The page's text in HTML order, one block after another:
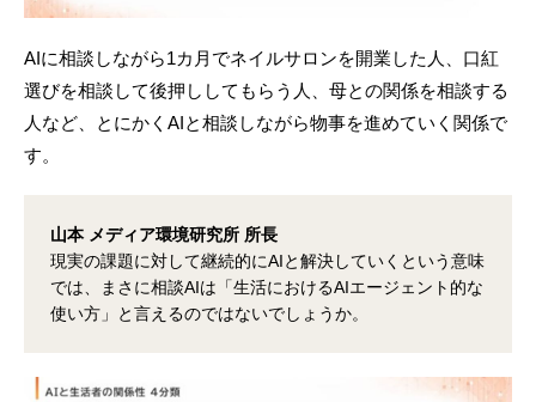
AIに相談しながら1カ月でネイルサロンを開業した人、口紅
選びを相談して後押ししてもらう人、母との関係を相談する
人など、とにかくAIと相談しながら物事を進めていく関係で
す。
山本 メディア環境研究所 所長
現実の課題に対して継続的にAIと解決していくという意味
では、まさに相談AIは「生活におけるAIエージェント的な
使い方」と言えるのではないでしょうか。